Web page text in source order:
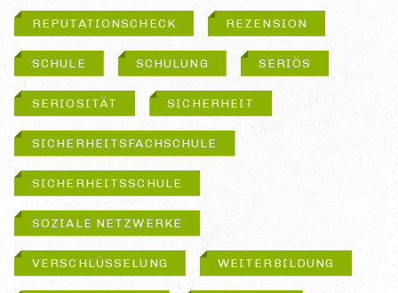
REPUTATIONSCHECK REZENSION
SCHULE SCHULUNG SERIÖS
SERIOSITÄT SICHERHEIT
SICHERHEITSFACHSCHULE
SICHERHEITSSCHULE
SOZIALE NETZWERKE
VERSCHLÜSSELUNG WEITERBILDUNG